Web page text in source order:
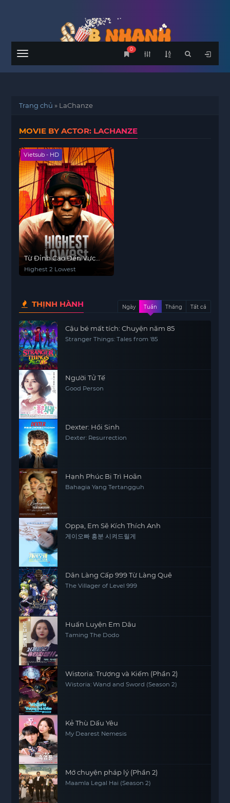
Menu
0
Trang chủ » LaChanze
MOVIE BY ACTOR: LACHANZE
Vietsub - HD
Từ Đỉnh Cao Đến Vực
Sâu
Highest 2 Lowest
THỊNH HÀNH Ngày Tuần Tháng Tất cả
Cậu bé mất tích: Chuyện năm 85
Stranger Things: Tales from '85
Người Tử Tế
Good Person
Dexter: Hồi Sinh
Dexter: Resurrection
Hạnh Phúc Bị Trì Hoãn
Bahagia Yang Tertangguh
Oppa, Em Sẽ Kích Thích Anh
게이오빠 흥분 시켜드릴게
Dân Làng Cấp 999 Từ Làng Quê
The Villager of Level 999
Huấn Luyện Em Dâu
Taming The Dodo
Wistoria: Trượng và Kiếm (Phần 2)
Wistoria: Wand and Sword (Season 2)
Kẻ Thù Dấu Yêu
My Dearest Nemesis
Mớ chuyện pháp lý (Phần 2)
Maamla Legal Hai (Season 2)